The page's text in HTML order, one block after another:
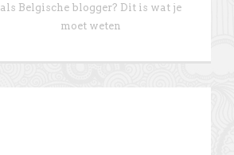
als Belgische blogger? Dit is wat je
moet weten